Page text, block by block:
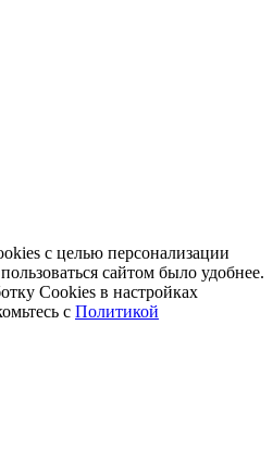
с целью персонализации
сайтом было удобнее.
Cookies в настройках
с Политикой